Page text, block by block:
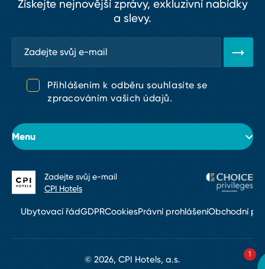
Menu
O hotelu
Pokoje
Restaurace a bary
Získejte nejnovější zprávy, exkluzivní nabídky
a slevy.
Přihlášením k odběru souhlasíte se
zpracováním vašich údajů.
Ubytovací řádGDPRCookiesPrávní prohlášeníObchodní
© 2026, CPI Hotels, a.s.
Zadejte svůj e⁠-⁠mail
CPI Hotels
1